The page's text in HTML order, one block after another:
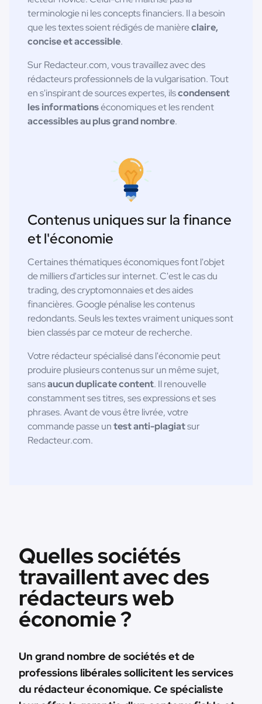
terminologie ni les concepts financiers. Il a besoin
que les textes soient rédigés de manièreclaire,
concise et accessible.
Sur Redacteur.com, vous travaillez avec des
rédacteurs professionnels de la vulgarisation. Tout
en s'inspirant de sources expertes, ilscondensent
les informationséconomiques et les rendent
accessibles au plus grand nombre.
Contenus uniques sur la finance
et l'économie
Certaines thématiques économiques font l'objet
de milliers d'articles sur internet. C'est le cas du
trading, des cryptomonnaies et des aides
financières. Google pénalise les contenus
redondants. Seuls les textes vraiment uniques sont
bien classés par ce moteur de recherche.
Votre rédacteur spécialisé dans l'économie peut
produire plusieurs contenus sur un même sujet,
sansaucun duplicate content. Il renouvelle
constamment ses titres, ses expressions et ses
phrases. Avant de vous être livrée, votre
commande passe untest anti-plagiatsur
Redacteur.com.
Quelles sociétés
travaillent avec des
rédacteurs web
économie ?
Un grand nombre de sociétés et de
professions libérales sollicitent les services
du rédacteur économique. Ce spécialiste